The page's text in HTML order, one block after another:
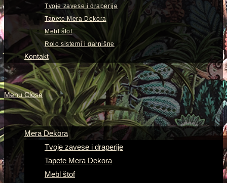
Tvoje zavese i draperije
Tapete Mera Dekora
Mebl štof
Rolo sistemi i garnišne
Kontakt
Menu Close
Mera Dekora
Tvoje zavese i draperije
Tapete Mera Dekora
Mebl štof